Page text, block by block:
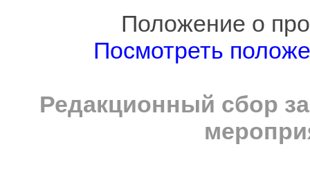
Положение о
Посмотреть
Редакционный сбор